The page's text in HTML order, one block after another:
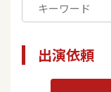
出演依頼